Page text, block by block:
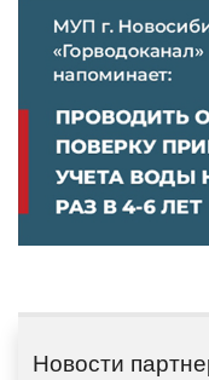
Новости